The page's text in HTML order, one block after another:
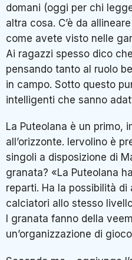
domani (oggi per chi
altra cosa. C’è da
come avete visto nelle
Ai ragazzi spesso dico
pensando tanto al ruolo
in campo. Sotto questo
intelligenti che sanno
La Puteolana è un primo,
all’orizzonte. Iervolino è
singoli a disposizione di
granata? «La Puteolana
reparti. Ha la possibilità
calciatori allo stesso
I granata fanno della
un’organizzazione di